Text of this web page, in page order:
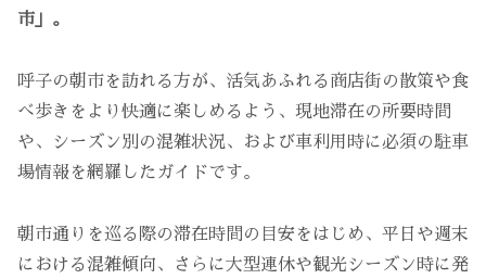
市」。
呼子の朝市を訪れる方が、活気あふれる商店街の散策や食
べ歩きをより快適に楽しめるよう、現地滞在の所要時間
や、シーズン別の混雑状況、および車利用時に必須の駐車
場情報を網羅したガイドです。
朝市通りを巡る際の滞在時間の目安をはじめ、平日や週末
における混雑傾向、さらに大型連休や観光シーズン時に発